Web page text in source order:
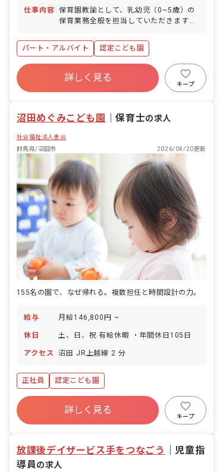
仕事内容 保育園教諭として、乳幼児（0~5歳）の
保育業務全般を担当していただきます。
全般 ・環境整備 ・子どもの迎え、見送
り ・寝かしつけ ・おやつ、給食の準備
■園児年齢層：0～5歳児
パート・アルバイト 認定こども園
詳しく見る
キープ
沼田めぐみこども園 ｜保育士の求人
社会福祉法人恵会
群馬県/沼田市
2026/04/20更新
155名の園で、なぜ帰れる。複数担任と時間設計の力。
給与 月給146,800円 ~
休日 土、日、祝 有給休暇 ・年間休日105日
アクセス 沼田 JR上越線 2 分
正社員 認定こども園
詳しく見る
キープ
放課後デイザービス手をつなごう
児童指
導員の求人